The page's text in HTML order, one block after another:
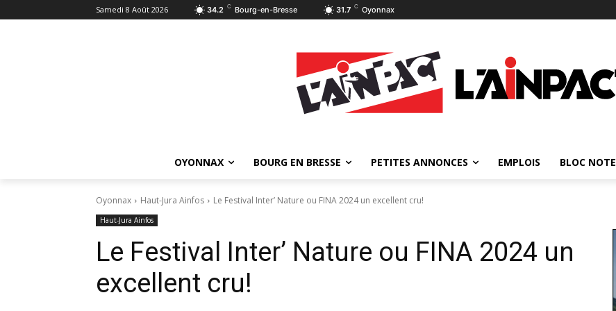
Samedi 8 Août 2026 34.2 C Bourg-en-Bresse 31.7 C Oyonnax
OYONNAX BOURG EN BRESSE PETITES ANNONCES EMPLOIS BLOC NOTE
Oyonnax Haut-Jura Ainfos Le Festival Inter’ Nature ou FINA 2024 un excellent cru!
Haut-Jura Ainfos
Le Festival Inter’ Nature ou FINA 2024 un
excellent cru!